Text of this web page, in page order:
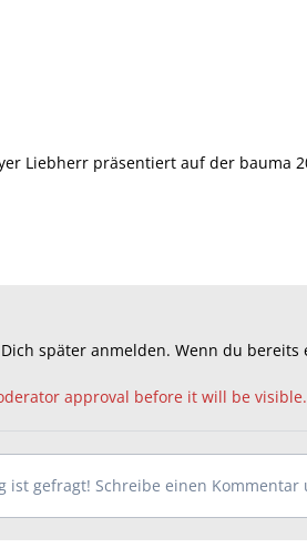
Liebherr präsentiert auf der bauma
später anmelden. Wenn du bereits
approval before it will be visible.
ist gefragt! Schreibe einen